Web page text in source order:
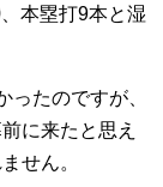
本塁打9本と湿
たのですが、
に来たと思え
せん。